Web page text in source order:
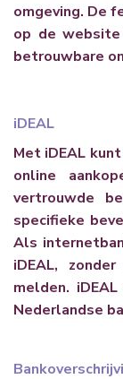
omgeving. De
op de
betrouwbare
iDEAL
Met iDEAL
online
vertrouwde
specifieke
Als
iDEAL,
melden.
Nederlandse